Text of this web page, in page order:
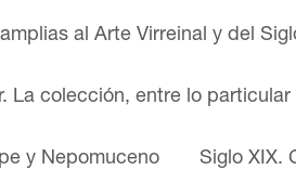
al Arte Virreinal y del
La colección, entre lo particular
y Nepomuceno Siglo XIX.